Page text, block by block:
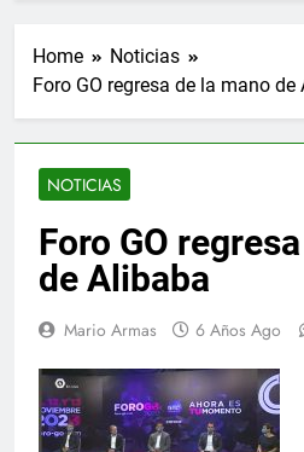
Home
Noticias
Foro GO regresa de la mano de
NOTICIAS
Foro GO
de Alibaba
Mario Armas 6 Años Ago